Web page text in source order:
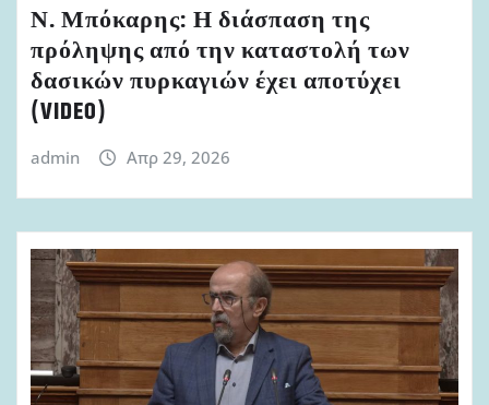
Ν. Μπόκαρης: Η διάσπαση της
πρόληψης από την καταστολή των
δασικών πυρκαγιών έχει αποτύχει
(VIDEO)
admin Απρ 29, 2026